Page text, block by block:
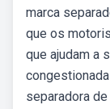
marca
que os
que ajudam a
separadora